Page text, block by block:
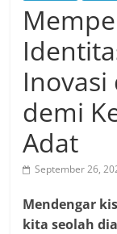
demi
Adat
September 26,
Mendengar
kita seolah